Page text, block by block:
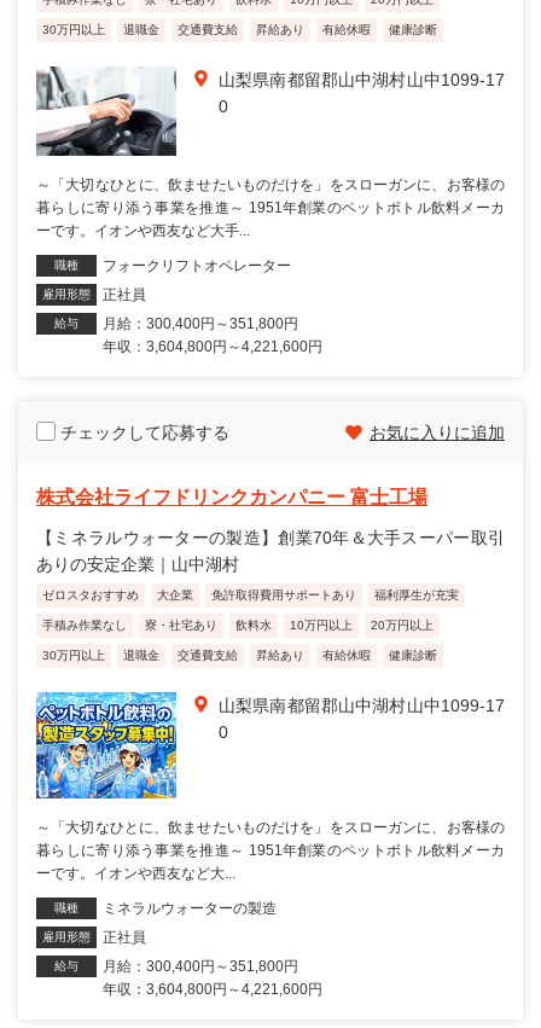
30万円以上 退職金 交通費支給 昇給あり 有給休暇 健康診断
山梨県南都留郡山中湖村山中1099-17
0
～「大切なひとに、飲ませたいものだけを」をスローガンに、お客様の
暮らしに寄り添う事業を推進～ 1951年創業のペットボトル飲料メーカ
ーです。イオンや西友など大手...
職種 フォークリフトオペレーター
雇用形態 正社員
給与
月給：300,400円～351,800円
年収：3,604,800円～4,221,600円
チェックして応募する お気に入りに追加
株式会社ライフドリンクカンパニー 富士工場
【ミネラルウォーターの製造】創業70年＆大手スーパー取引
ありの安定企業｜山中湖村
ゼロスタおすすめ 大企業 免許取得費用サポートあり 福利厚生が充実
手積み作業なし 寮・社宅あり 飲料水 10万円以上 20万円以上
30万円以上 退職金 交通費支給 昇給あり 有給休暇 健康診断
山梨県南都留郡山中湖村山中1099-17
0
～「大切なひとに、飲ませたいものだけを」をスローガンに、お客様の
暮らしに寄り添う事業を推進～ 1951年創業のペットボトル飲料メーカ
ーです。イオンや西友など大...
職種 ミネラルウォーターの製造
雇用形態 正社員
給与
月給：300,400円～351,800円
年収：3,604,800円～4,221,600円